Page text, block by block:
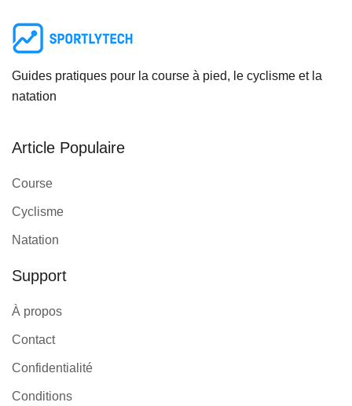
Guides pratiques pour la course à pied, le cyclisme et la
natation
Article Populaire
Course
Cyclisme
Natation
Support
À propos
Contact
Confidentialité
Conditions